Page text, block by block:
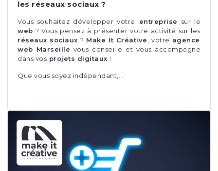
les réseaux sociaux ?
Vous souhaitez développer votre entreprise
sur le
web ? Vous pensez à présenter votre activité sur les
réseaux sociaux ? Make It Créative, votre agence
web Marseille vous conseille et vous accompagne
dans vos projets digitaux !
Que vous soyez indépendant,…